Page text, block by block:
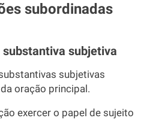
subordinadas
substantiva subjetiva
subjetivas
oração principal.
exercer o papel de sujeito